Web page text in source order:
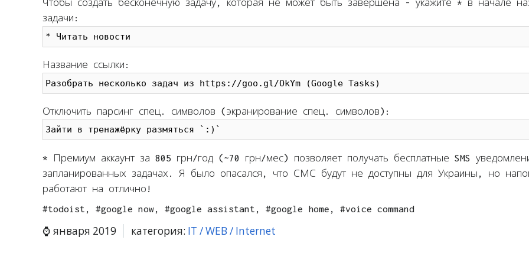
Чтобы создать бесконечную задачу, которая не может быть завершена - укажите * в начале
задачи:
* Читать новости
Название ссылки:
Разобрать несколько задач из https://goo.gl/OkYm (Google Tasks)
Отключить парсинг спец. символов (экранирование спец. символов):
Зайти в тренажёрку размяться `:)`
* Премиум аккаунт за 805 грн/год (~70 грн/мес) позволяет получать бесплатные SMS
запланированных задачах. Я было опасался, что СМС будут не доступны для Украины, но
работают на отлично!
#todoist, #google now, #google assistant, #google home, #voice command
января 2019 категория: IT / WEB / Internet